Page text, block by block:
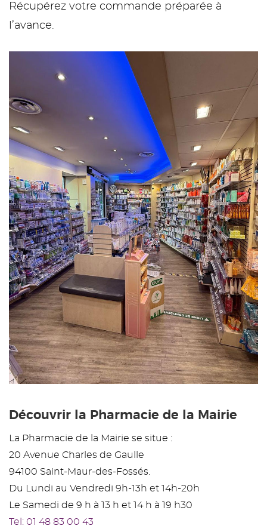
Récupérez votre commande préparée à
l’avance.
Découvrir la Pharmacie de la Mairie
La Pharmacie de la Mairie se situe :
20 Avenue Charles de Gaulle
94100 Saint-Maur-des-Fossés.
Du Lundi au Vendredi 9h-13h et 14h-20h
Le Samedi de 9 h à 13 h et 14 h à 19 h30
Tel: 01 48 83 00 43